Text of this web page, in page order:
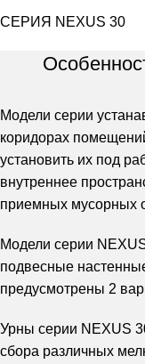
СЕРИЯ NEXUS 30
Модели серии
коридорах
установить их под
внутреннее
приемных мусорных
Модели серии
подвесные
предусмотрены 2
Урны серии NEXUS
сбора различных